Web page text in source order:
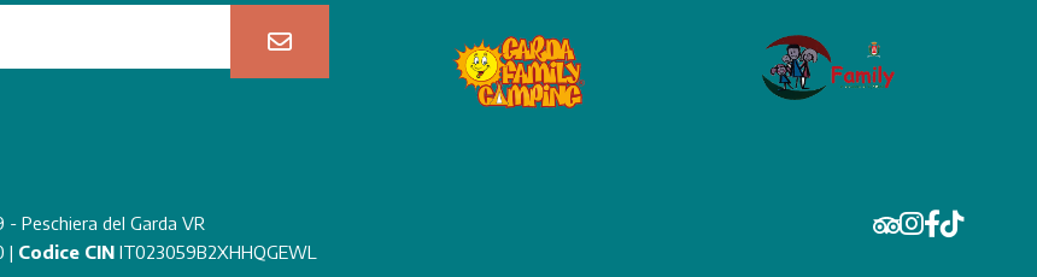
Peschiera del Garda VR
| Codice CIN IT023059B2XHHQGEWL